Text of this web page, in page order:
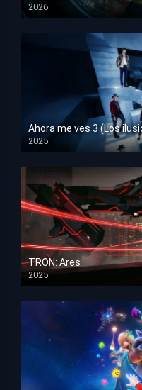
2026
HD 1080p
Ahora me ves 3 (Los
2025
HD 1080p
TRON: Ares
2025
HD 1080p